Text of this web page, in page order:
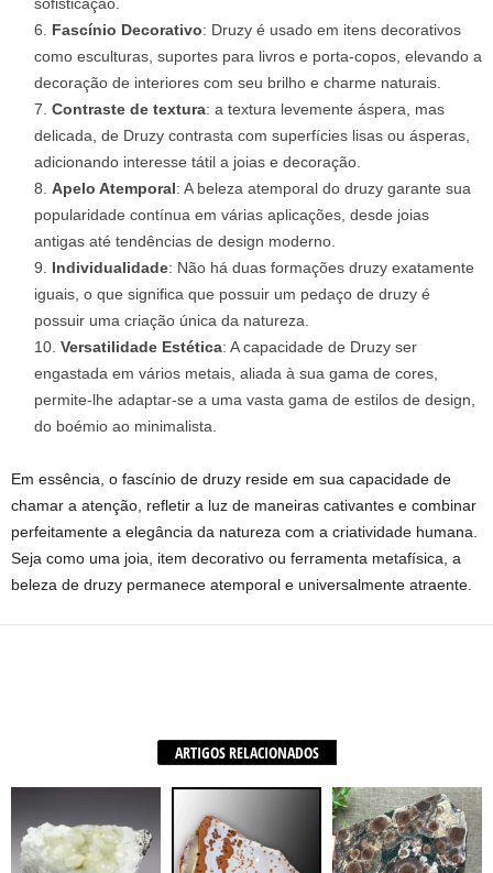
Fascínio Decorativo: Druzy é usado em itens decorativos
como esculturas, suportes para livros e porta-copos, elevando a
decoração de interiores com seu brilho e charme naturais.
Contraste de textura: a textura levemente áspera, mas
delicada, de Druzy contrasta com superfícies lisas ou ásperas,
adicionando interesse tátil a joias e decoração.
Apelo Atemporal: A beleza atemporal do druzy garante sua
popularidade contínua em várias aplicações, desde joias
antigas até tendências de design moderno.
Individualidade: Não há duas formações druzy exatamente
iguais, o que significa que possuir um pedaço de druzy é
possuir uma criação única da natureza.
Versatilidade Estética: A capacidade de Druzy ser
engastada em vários metais, aliada à sua gama de cores,
permite-lhe adaptar-se a uma vasta gama de estilos de design,
do boémio ao minimalista.
Em essência, o fascínio de druzy reside em sua capacidade de
chamar a atenção, refletir a luz de maneiras cativantes e combinar
perfeitamente a elegância da natureza com a criatividade humana.
Seja como uma joia, item decorativo ou ferramenta metafísica, a
beleza de druzy permanece atemporal e universalmente atraente.
ARTIGOS RELACIONADOS